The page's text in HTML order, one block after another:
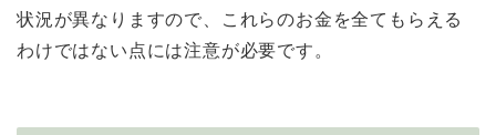
状況が異なりますので、これらのお金を全てもらえる
わけではない点には注意が必要です。